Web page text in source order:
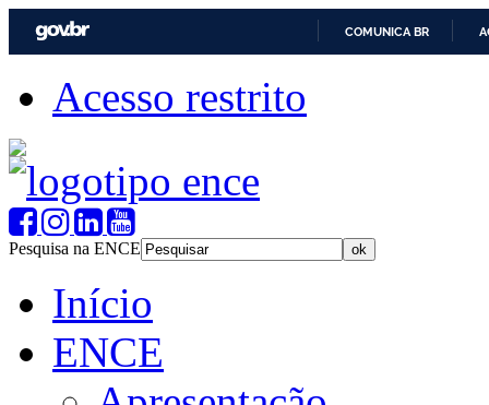
COMUNICA BR
Acesso restrito
Pesquisa na ENCE
Início
ENCE